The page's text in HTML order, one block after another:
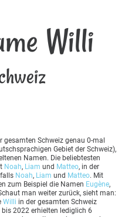
Willi
gesamten Schweiz genau 0-mal
Gebiet der Schweiz),
Namen. Die beliebtesten
Noah, Liam und Matteo, in der
Noah, Liam und Matteo. Mit
zum Beispiel die Namen Eugène,
man weiter zurück, sieht man:
Willi in der gesamten Schweiz
2022 erhielten lediglich 6